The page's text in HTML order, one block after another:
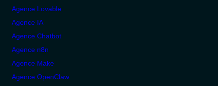
Agence Lovable
Agence IA
Agence Chatbot
Agence n8n
Agence Make
Agence OpenClaw